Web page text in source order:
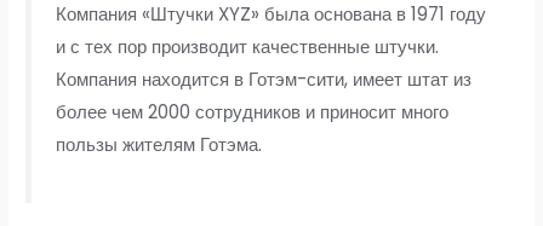
Компания «Штучки XYZ» была основана в 1971 году
и с тех пор производит качественные штучки.
Компания находится в Готэм-сити, имеет штат из
более чем 2000 сотрудников и приносит много
пользы жителям Готэма.